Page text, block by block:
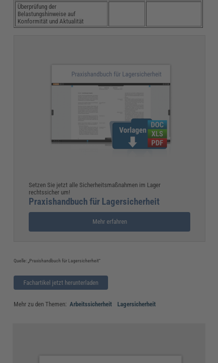
Überprüfung der
Belastungshinweise auf
Konformität und Aktualität
Setzen Sie jetzt alle Sicherheitsmaßnahmen im Lager
rechtssicher um!
Praxishandbuch für Lagersicherheit
Mehr erfahren
Quelle: „Praxishandbuch für Lagersicherheit“
Fachartikel jetzt herunterladen
Mehr zu den Themen: Arbeitssicherheit Lagersicherheit